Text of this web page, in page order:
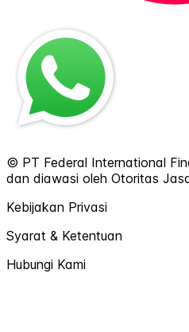
© PT Federal International
dan diawasi oleh Otoritas
Kebijakan Privasi
Syarat & Ketentuan
Hubungi Kami